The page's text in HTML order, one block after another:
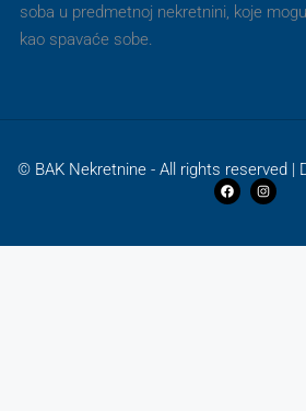
soba u predmetnoj nekretnini, koje
kao spavaće sobe.
© BAK Nekretnine - All rights reserved |